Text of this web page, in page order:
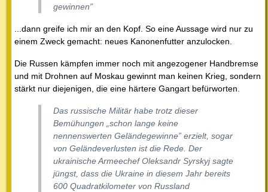
gewinnen”
...dann greife ich mir an den Kopf. So eine Aussage wird nur zu
einem Zweck gemacht: neues Kanonenfutter anzulocken.
Die Russen kämpfen immer noch mit angezogener Handbremse
und mit Drohnen auf Moskau gewinnt man keinen Krieg, sondern
stärkt nur diejenigen, die eine härtere Gangart befürworten.
Das russische Militär habe trotz dieser
Bemühungen „schon lange keine
nennenswerten Geländegewinne” erzielt, sogar
von Geländeverlusten ist die Rede. Der
ukrainische Armeechef Oleksandr Syrskyj sagte
jüngst, dass die Ukraine in diesem Jahr bereits
600 Quadratkilometer von Russland